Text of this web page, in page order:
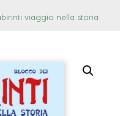
viaggio nella storia